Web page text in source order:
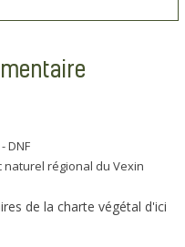
- DNF
naturel régional du Vexin
de la charte végétal d'ici